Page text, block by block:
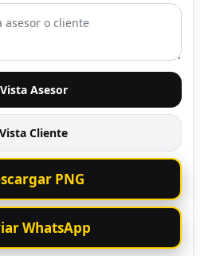
Vista Asesor
Vista Cliente
PNG
WhatsApp